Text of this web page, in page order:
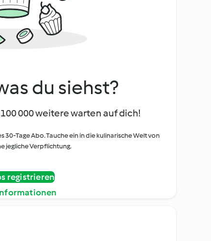
du siehst?
000 weitere warten auf dich!
Tage Abo. Tauche ein in die kulinarische Welt von
jegliche Verpflichtung.
registrieren